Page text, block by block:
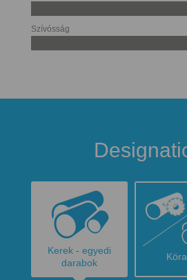
Szívósság
Kerek - egyedi
darabok